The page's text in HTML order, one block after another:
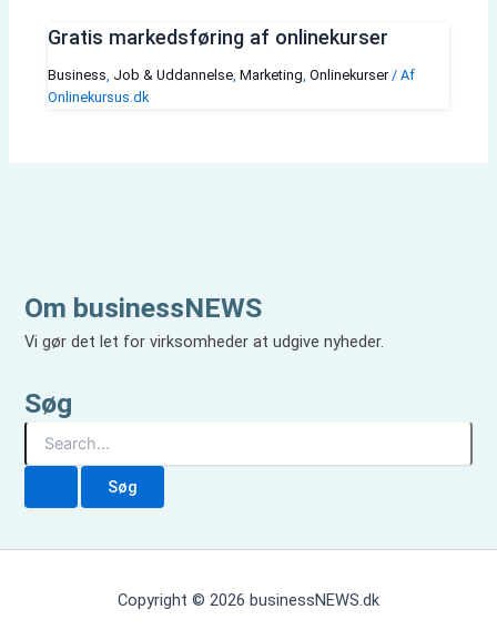
Gratis markedsføring af onlinekurser
Business, Job & Uddannelse, Marketing, Onlinekurser/ Af
Onlinekursus.dk
Om businessNEWS
Vi gør det let for virksomheder at udgive nyheder.
Søg
Copyright © 2026 businessNEWS.dk